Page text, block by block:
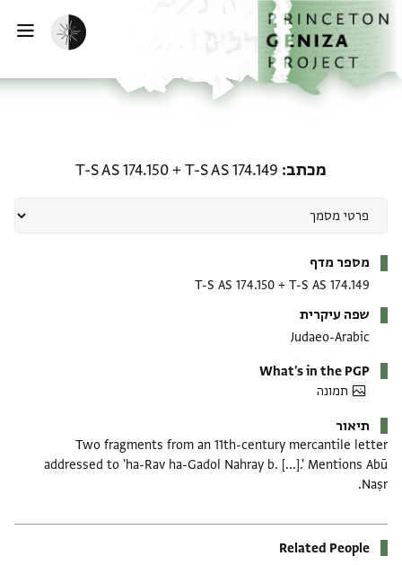
לתוכןהבית
הפעלת מצב כהה
מכתב T-S AS 174.149
+
T-S AS 174.150
מספר מדף
T-S AS 174.149
+
T-S AS 174.150
שפה עיקרית
Judaeo-Arabic
What's in the PGP
תמונה
תיאור
Two fragments from an 11th-century mercantile letter
addressed to 'ha-Rav ha-Gadol Nahray b. [...].' Mentions Abū
Naṣr.
Related People